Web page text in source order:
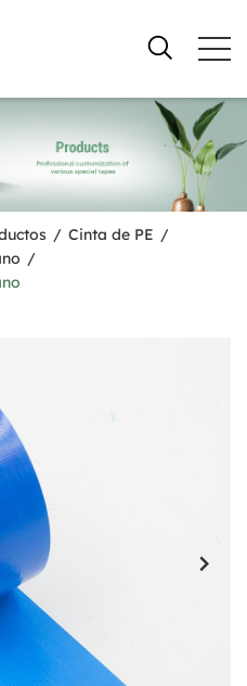
/ Cinta de PE /
/